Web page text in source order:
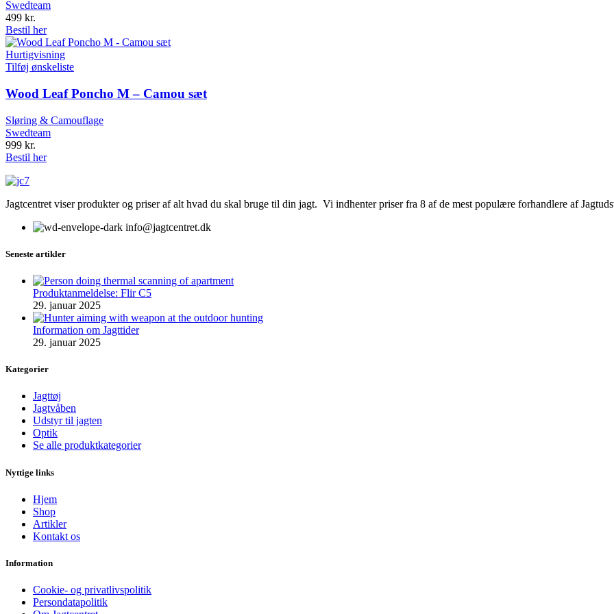
Swedteam
499 kr.
Bestil her
Hurtigvisning
Tilføj ønskeliste
Wood Leaf Poncho M – Camou sæt
Sløring & Camouflage
Swedteam
999 kr.
Bestil her
Jagtcentret viser produkter og priser af alt hvad du skal bruge til din jagt. Vi indhenter priser fra 8 af de mest populære forhandlere af
info@jagtcentret.dk
Seneste artikler
Produktanmeldelse: Flir C5
29. januar 2025
Information om Jagttider
29. januar 2025
Kategorier
Jagttøj
Jagtvåben
Udstyr til jagten
Optik
Se alle produktkategorier
Nyttige links
Hjem
Shop
Artikler
Kontakt os
Information
Cookie- og privatlivspolitik
Persondatapolitik